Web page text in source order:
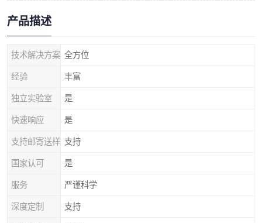
产品描述
技术解决方案 全方位
经验 丰富
独立实验室 是
快速响应 是
支持邮寄送样 支持
国家认可 是
服务 严谨科学
深度定制 支持